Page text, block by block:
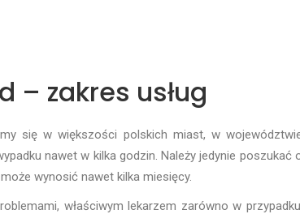
– zakres usług
się w większości polskich miast, w
nawet w kilka godzin. Należy jedynie
wynosić nawet kilka miesięcy.
właściwym lekarzem zarówno w